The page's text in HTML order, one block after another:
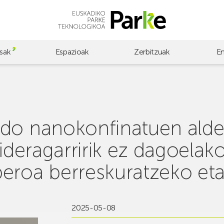
Espazioak Zerbitzuak
nanokonfinatuen
ez
berreskuratzeko
2025-05-08